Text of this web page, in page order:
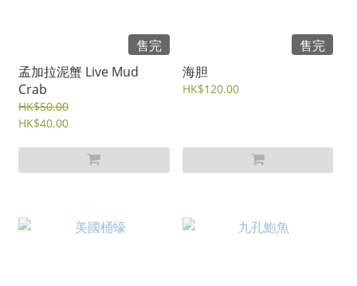
售完
孟加拉泥蟹 Live Mud
Crab
HK$50.00
HK$40.00
售完
海胆
HK$120.00